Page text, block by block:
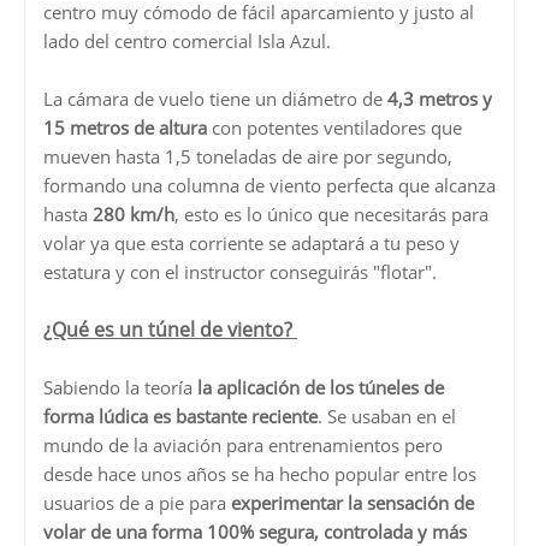
centro muy cómodo de fácil aparcamiento y justo al
lado del centro comercial Isla Azul.
La cámara de vuelo tiene un diámetro de 4,3 metros y
15 metros de altura con potentes ventiladores que
mueven hasta 1,5 toneladas de aire por segundo,
formando una columna de viento perfecta que alcanza
hasta 280 km/h, esto es lo único que necesitarás para
volar ya que esta corriente se adaptará a tu peso y
estatura y con el instructor conseguirás "flotar".
¿Qué es un túnel de viento?
Sabiendo la teoría la aplicación de los túneles de
forma lúdica es bastante reciente. Se usaban en el
mundo de la aviación para entrenamientos pero
desde hace unos años se ha hecho popular entre los
usuarios de a pie para experimentar la sensación de
volar de una forma 100% segura, controlada y más